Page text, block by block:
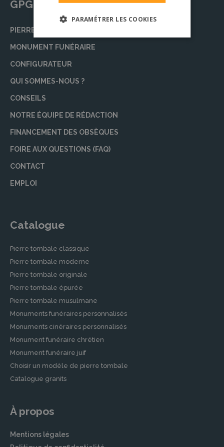
GPG Granit
PIERRE TOMBALE
MONUMENT FUNÉRAIRE
CONFIGURATEUR
QUI SOMMES-NOUS ?
CONSEILS
NOTRE ÉQUIPE DE RÉDACTION
FINANCEMENT DES OBSÈQUES
FOIRE AUX QUESTIONS (FAQ)
CONTACT
EMPLOI
Catalogue
Pierre tombale classique
Pierre tombale moderne
Pierre tombale originale
Pierre tombale épurée
Pierre tombale musulmane
Monuments funéraires personnalisés
Monuments cinéraires personnalisés
Monument funéraire chrétien
Monument funéraire juif
Choisir un modèle de pierre tombale
Catalogue granits
À propos
Mentions légales
PARAMÉTRER LES COOKIES